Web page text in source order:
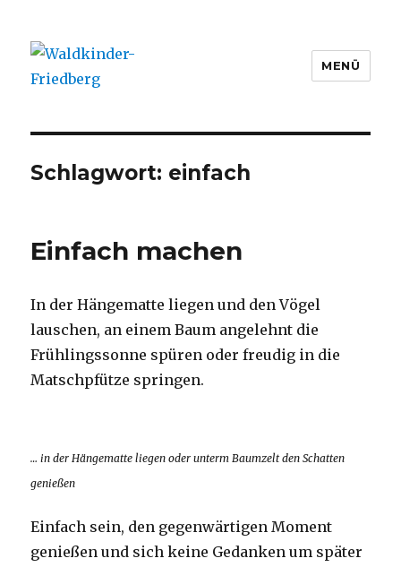
MENÜ
Schlagwort: einfach
Einfach machen
In der Hängematte liegen und den Vögel
lauschen, an einem Baum angelehnt die
Frühlingssonne spüren oder freudig in die
Matschpfütze springen.
… in der Hängematte liegen oder unterm Baumzelt den Schatten
genießen
Einfach sein, den gegenwärtigen Moment
genießen und sich keine Gedanken um später